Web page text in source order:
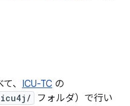
、 ICU-TC の
icu4j/
フォルダ）で行い